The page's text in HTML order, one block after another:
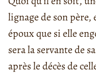
lignage de son père,
époux que si elle
sera la servante de
après le décès de